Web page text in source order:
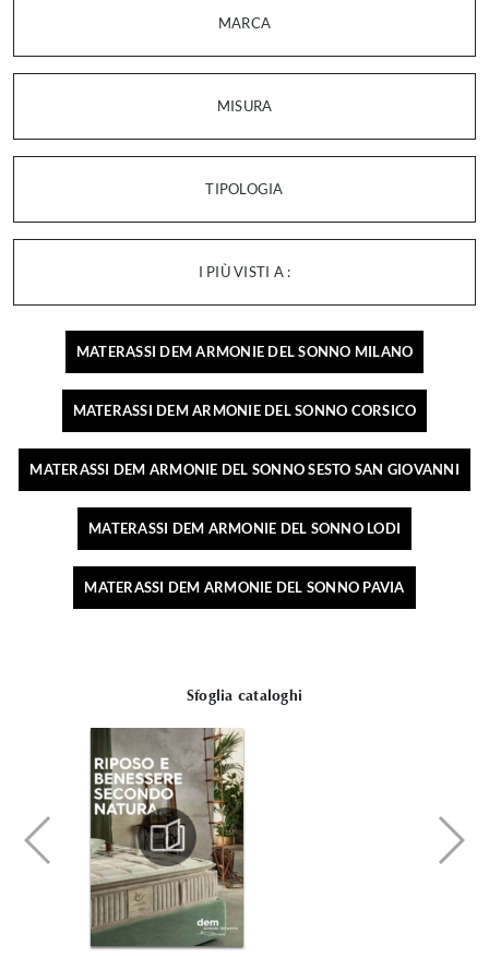
MARCA
MISURA
TIPOLOGIA
I PIÙ VISTI A :
MATERASSI DEM ARMONIE DEL SONNO MILANO
MATERASSI DEM ARMONIE DEL SONNO CORSICO
MATERASSI DEM ARMONIE DEL SONNO SESTO SAN GIOVANNI
MATERASSI DEM ARMONIE DEL SONNO LODI
MATERASSI DEM ARMONIE DEL SONNO PAVIA
Sfoglia cataloghi